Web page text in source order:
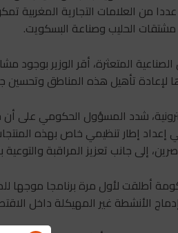
من العلامات التجارية
الحليب وصناعة البسكويت.
المتعثرة، أقر الوزير
تأهيل هذه المناطق وتحسين
شدد المسؤول الحكومي على
إعداد إطار تنظيمي خاص بهذه
إلى جانب تعزيز المراقبة والتوعية
أطلقت لأول مرة برنامجا موجها
الأنشطة غير المهيكلة داخل